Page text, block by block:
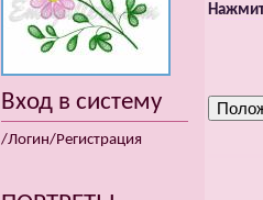
Вход в систему
/Логин/Регистрация